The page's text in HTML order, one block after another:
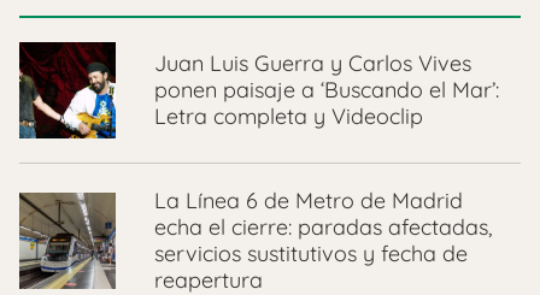
Juan Luis Guerra y Carlos Vives
ponen paisaje a ‘Buscando el Mar’:
Letra completa y Videoclip
La Línea 6 de Metro de Madrid
echa el cierre: paradas afectadas,
servicios sustitutivos y fecha de
reapertura